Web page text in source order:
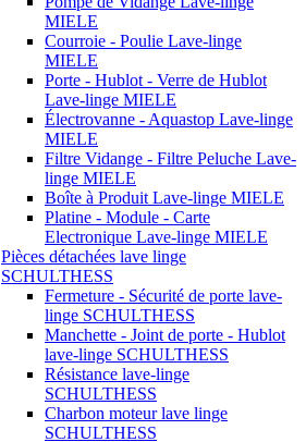
MIELE
Courroie - Poulie Lave-linge
MIELE
Porte - Hublot - Verre de Hublot
Lave-linge MIELE
Électrovanne - Aquastop Lave-linge
MIELE
Filtre Vidange - Filtre Peluche Lave-
linge MIELE
Boîte à Produit Lave-linge MIELE
Platine - Module - Carte
Electronique Lave-linge MIELE
Pièces détachées lave linge
SCHULTHESS
Fermeture - Sécurité de porte lave-
linge SCHULTHESS
Manchette - Joint de porte - Hublot
lave-linge SCHULTHESS
Résistance lave-linge
SCHULTHESS
Charbon moteur lave linge
SCHULTHESS